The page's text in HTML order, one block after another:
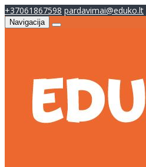
+37061867598 pardavimai@eduko.lt
Navigacija